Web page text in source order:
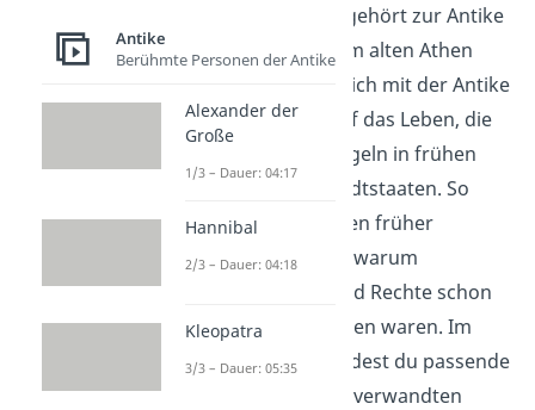
Das Scherbengericht gehört zur Antike
und zeigt, wie Politik im alten Athen
organisiert war. Wer sich mit der Antike
beschäftigt, schaut auf das Leben, die
Herrschaft und die Regeln in frühen
Hochkulturen und Stadtstaaten. So
wird klar, wie Menschen früher
zusammenlebten und warum
Demokratie, Macht und Rechte schon
damals wichtige Themen waren. Im
Geschichtsbereich
findest du passende
Videos zu diesem und verwandten
Antike
Berühmte Personen der Antike
Alexander der
Große
1/3 – Dauer: 04:17
Hannibal
2/3 – Dauer: 04:18
Kleopatra
3/3 – Dauer: 05:35